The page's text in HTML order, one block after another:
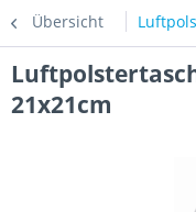
Übersicht
21x21cm